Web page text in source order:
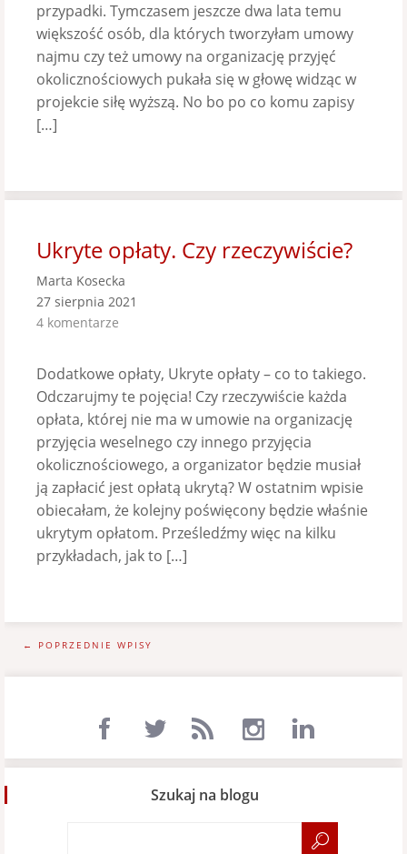
przypadki. Tymczasem jeszcze dwa lata temu
większość osób, dla których tworzyłam umowy
najmu czy też umowy na organizację przyjęć
okolicznościowych pukała się w głowę widząc w
projekcie siłę wyższą. No bo po co komu zapisy
[…]
Ukryte opłaty. Czy rzeczywiście?
Marta Kosecka
27 sierpnia 2021
4 komentarze
Dodatkowe opłaty, Ukryte opłaty – co to takiego.
Odczarujmy te pojęcia! Czy rzeczywiście każda
opłata, której nie ma w umowie na organizację
przyjęcia weselnego czy innego przyjęcia
okolicznościowego, a organizator będzie musiał
ją zapłacić jest opłatą ukrytą? W ostatnim wpisie
obiecałam, że kolejny poświęcony będzie właśnie
ukrytym opłatom. Prześledźmy więc na kilku
przykładach, jak to […]
← POPRZEDNIE WPISY
Szukaj na blogu